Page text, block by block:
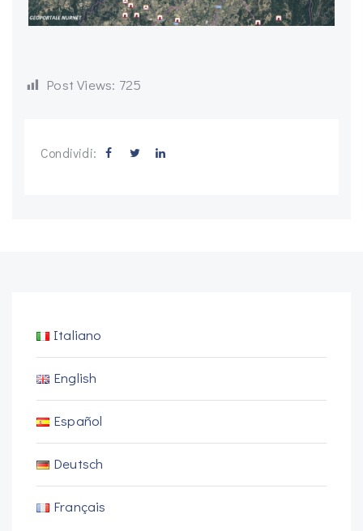
Post Views: 725
Condividi:
Italiano
English
Español
Deutsch
Français